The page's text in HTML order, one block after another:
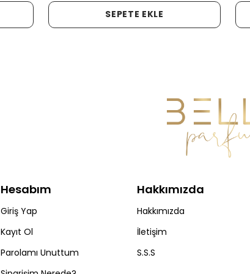
SEPETE EKLE
Hesabım
Giriş Yap
Kayıt Ol
Parolamı Unuttum
Hakkımızda
Hakkımızda
İletişim
S.S.S